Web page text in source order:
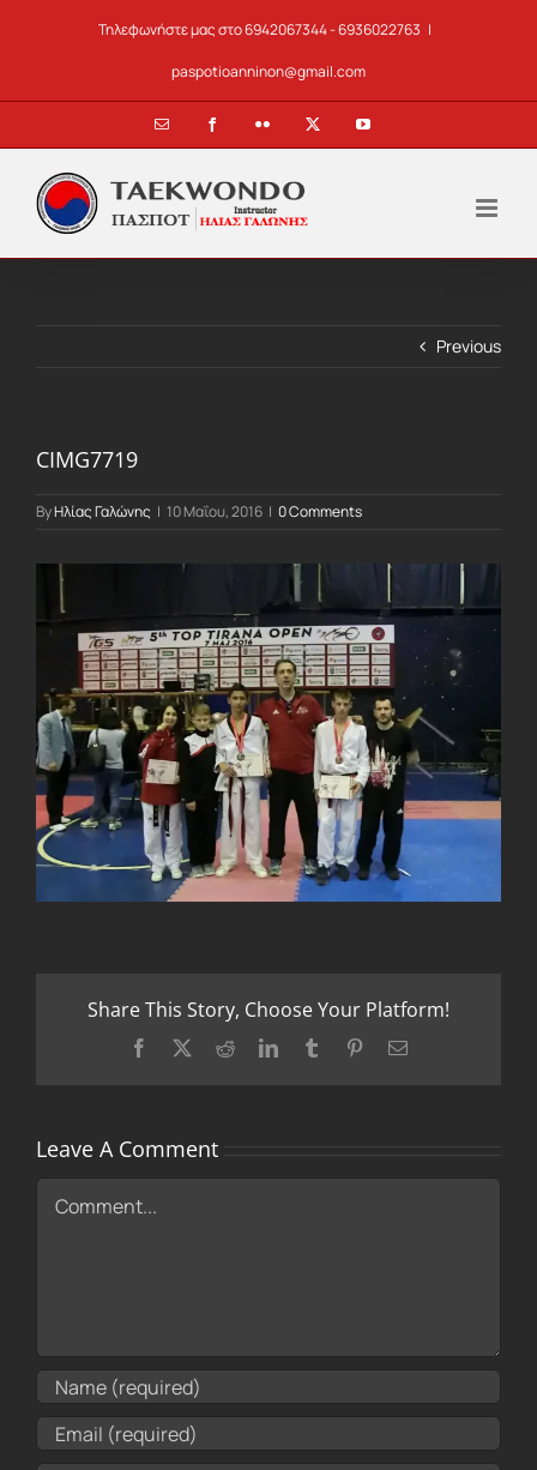
Τηλεφωνήστε μας στο 6942067344 - 6936022763 |
paspotioanninon@gmail.com
Email FacebookFlickr YouTube
Previous
CIMG7719
ByΗλίας Γαλώνης | 10 Μαΐου, 2016 | 0 Comments
Share This Story, Choose Your Platform!
Facebook RedditLinkedInTumblr PinterestEmail
Leave A Comment